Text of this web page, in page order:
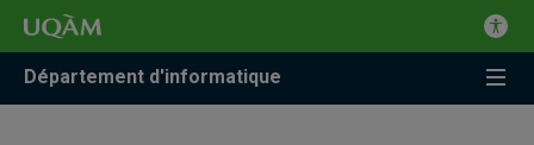
Département d'informatique